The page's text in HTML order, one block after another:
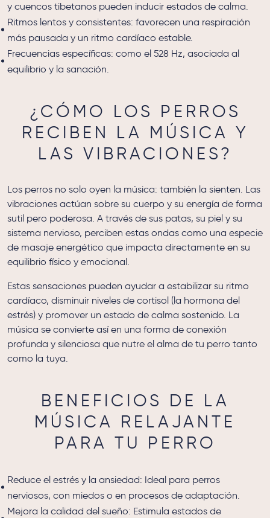
y cuencos tibetanos pueden inducir estados de calma.
Ritmos lentos y consistentes: favorecen una respiración
más pausada y un ritmo cardíaco estable.
Frecuencias específicas: como el 528 Hz, asociada al
equilibrio y la sanación.
¿CÓMO LOS PERROS
RECIBEN LA MÚSICA Y
LAS VIBRACIONES?
Los perros no solo oyen la música: también la sienten. Las
vibraciones actúan sobre su cuerpo y su energía de forma
sutil pero poderosa. A través de sus patas, su piel y su
sistema nervioso, perciben estas ondas como una especie
de masaje energético que impacta directamente en su
equilibrio físico y emocional.
Estas sensaciones pueden ayudar a estabilizar su ritmo
cardíaco, disminuir niveles de cortisol (la hormona del
estrés) y promover un estado de calma sostenido. La
música se convierte así en una forma de conexión
profunda y silenciosa que nutre el alma de tu perro tanto
como la tuya.
BENEFICIOS DE LA
MÚSICA RELAJANTE
PARA TU PERRO
Reduce el estrés y la ansiedad: Ideal para perros
nerviosos, con miedos o en procesos de adaptación.
Mejora la calidad del sueño: Estimula estados de